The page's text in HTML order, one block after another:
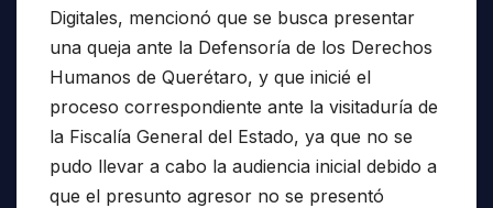
Digitales, mencionó que se busca presentar
una queja ante la Defensoría de los Derechos
Humanos de Querétaro, y que inicié el
proceso correspondiente ante la visitaduría de
la Fiscalía General del Estado, ya que no se
pudo llevar a cabo la audiencia inicial debido a
que el presunto agresor no se presentó